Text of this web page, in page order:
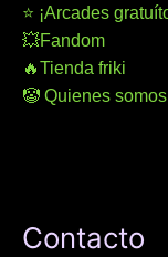
⭐ ¡Arcades
💥Fandom
🔥Tienda friki
🤡 Quienes somos
Contacto